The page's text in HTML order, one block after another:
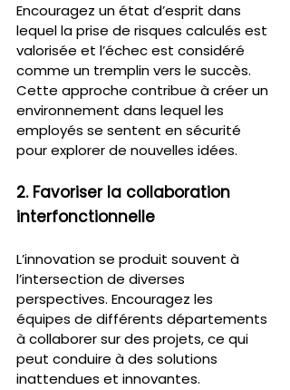
Encouragez un état d’esprit dans
lequel la prise de risques calculés est
valorisée et l’échec est considéré
comme un tremplin vers le succès.
Cette approche contribue à créer un
environnement dans lequel les
employés se sentent en sécurité
pour explorer de nouvelles idées.
2. Favoriser la collaboration
interfonctionnelle
L’innovation se produit souvent à
l’intersection de diverses
perspectives. Encouragez les
équipes de différents départements
à collaborer sur des projets, ce qui
peut conduire à des solutions
inattendues et innovantes.